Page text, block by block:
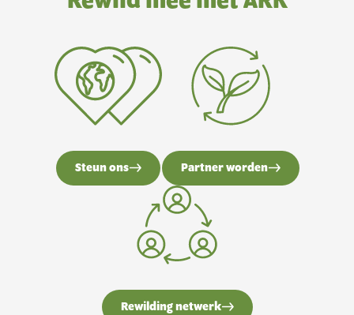
Steun ons Partner worden
Rewilding netwerk